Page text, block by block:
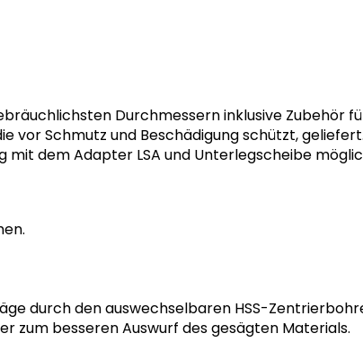
Durchmessern inklusive Zubehör
vor Schmutz und Beschädigung schützt,
mit dem Adapter LSA und Unterlegscheibe
durch den auswechselbaren HSS-
zum besseren Auswurf des gesägten Materials.